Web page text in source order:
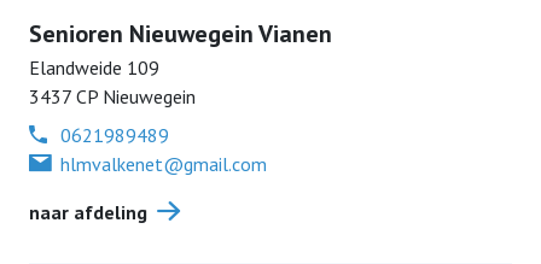
Senioren Nieuwegein Vianen
Elandweide 109
3437 CP Nieuwegein
0621989489
hlmvalkenet@gmail.com
naar afdeling